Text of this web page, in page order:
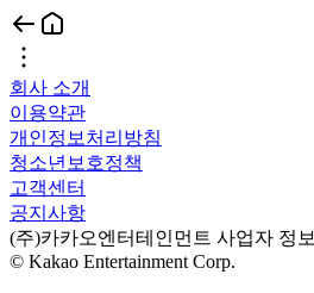
회사 소개
이용약관
개인정보처리방침
청소년보호정책
고객센터
공지사항
(주)카카오엔터테인먼트 사업자 정보
© Kakao Entertainment Corp.